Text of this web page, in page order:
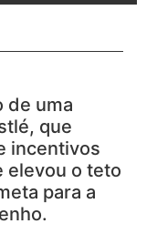
de uma
que
incentivos
elevou o teto
para a